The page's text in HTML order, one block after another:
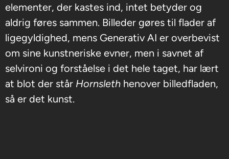
elementer, der kastes ind, intet betyder og
aldrig føres sammen. Billeder gøres til flader af
ligegyldighed, mens Generativ AI er overbevist
om sine kunstneriske evner, men i savnet af
selvironi og forståelse i det hele taget, har lært
at blot der står Hornsleth henover billedfladen,
så er det kunst.